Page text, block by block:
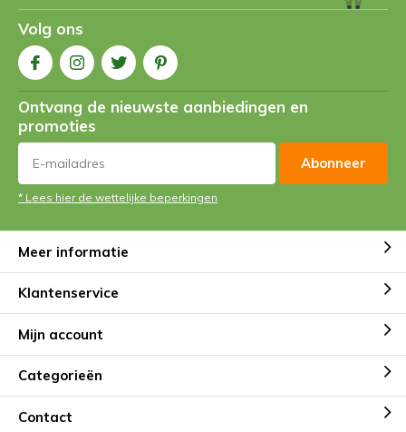
Volg ons
Ontvang de nieuwste aanbiedingen en
promoties
Abonneer
* Lees hier de wettelijke beperkingen
Meer informatie
Klantenservice
Mijn account
Categorieën
Contact